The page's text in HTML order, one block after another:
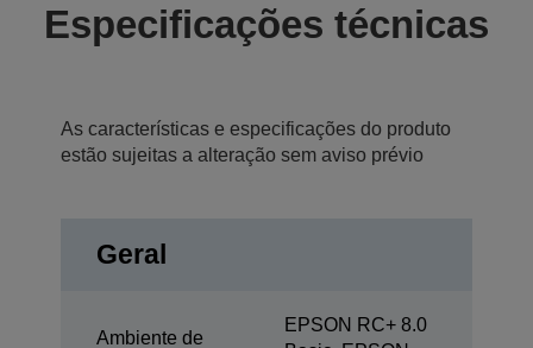
Especificações técnicas
As características e especificações do produto
estão sujeitas a alteração sem aviso prévio
Geral
Ambiente de
EPSON RC+ 8.0